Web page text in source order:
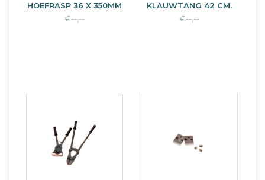
HOEFRASP 36 X 350MM
€--,--
KLAUWTANG 42 CM.
€--,--